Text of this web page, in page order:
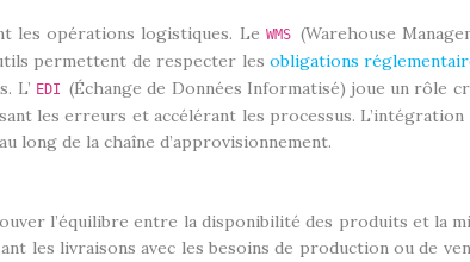
les opérations logistiques. Le WMS (Warehouse
permettent de respecter les obligations
L’ EDI(Échange de Données Informatisé) joue un rôle
les erreurs et accélérant les processus.
long de la chaîne d’approvisionnement.
l’équilibre entre la disponibilité des produits et la
les livraisons avec les besoins de production ou de